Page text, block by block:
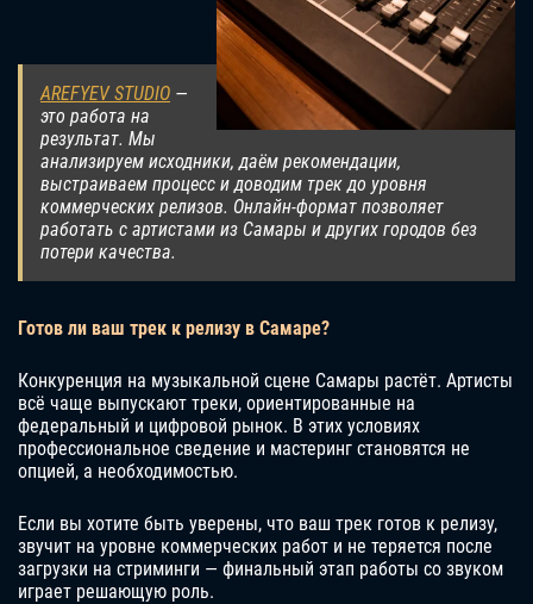
AREFYEV STUDIO —
это работа на
результат. Мы
анализируем исходники, даём рекомендации,
выстраиваем процесс и доводим трек до уровня
коммерческих релизов. Онлайн-формат позволяет
работать с артистами из Самары и других городов без
потери качества.
Готов ли ваш трек к релизу в Самаре?
Конкуренция на музыкальной сцене Самары растёт. Артисты
всё чаще выпускают треки, ориентированные на
федеральный и цифровой рынок. В этих условиях
профессиональное сведение и мастеринг становятся не
опцией, а необходимостью.
Если вы хотите быть уверены, что ваш трек готов к релизу,
звучит на уровне коммерческих работ и не теряется после
загрузки на стриминги — финальный этап работы со звуком
играет решающую роль.